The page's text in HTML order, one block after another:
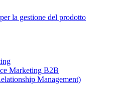
la gestione del prodotto
Marketing B2B
Management)